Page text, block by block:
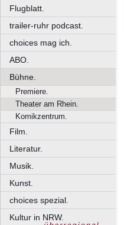
Flugblatt.
trailer-ruhr podcast.
choices mag ich.
ABO.
Bühne.
Premiere.
Theater am Rhein.
Komikzentrum.
Film.
Literatur.
Musik.
Kunst.
choices spezial.
Kultur in NRW.